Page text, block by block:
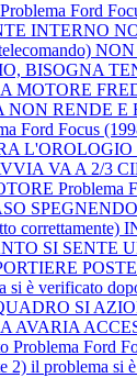
Problema Ford
INTERNO
BISOGNA
NON RENDE
Ford Focus
L'OROLOGIO
VA A 2/
Problema
SI SENTE
verificato
SI
Problema Ford
problema si